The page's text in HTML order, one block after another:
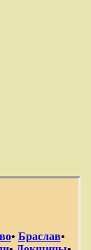
• Браслав•